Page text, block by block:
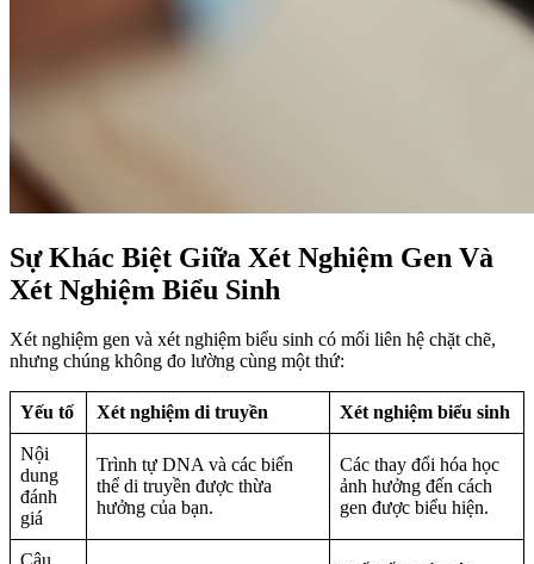
Sự Khác Biệt Giữa Xét Nghiệm Gen Và
Xét Nghiệm Biểu Sinh
Xét nghiệm gen và xét nghiệm biểu sinh có mối liên hệ chặt chẽ,
nhưng chúng không đo lường cùng một thứ:
Yếu tố Xét nghiệm di truyền Xét nghiệm biểu sinh
Nội
dung
đánh
giá
Trình tự DNA và các biến
thể di truyền được thừa
hưởng của bạn.
Các thay đổi hóa học
ảnh hưởng đến cách
gen được biểu hiện.